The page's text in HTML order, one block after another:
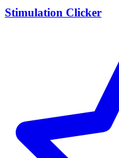
Stimulation Clicker